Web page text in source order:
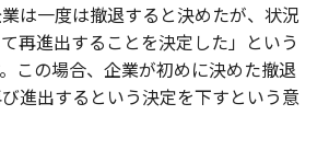
は一度は撤退すると決めたが、状況
再進出することを決定した」という
この場合、企業が初めに決めた撤退
進出するという決定を下すという意